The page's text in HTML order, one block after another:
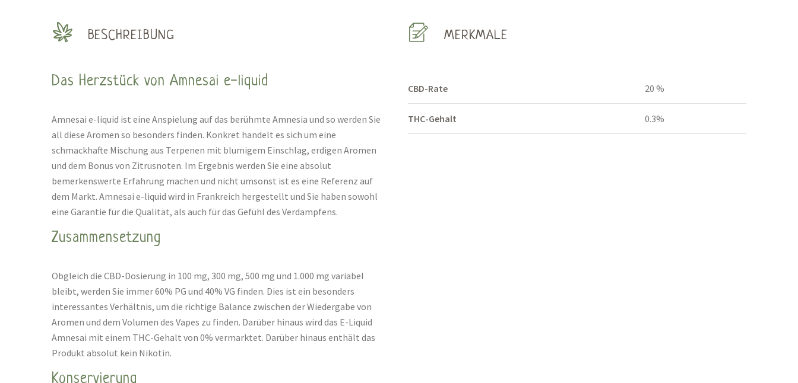
MERKMALE
CBD-Rate 20 %
THC-Gehalt 0.3%
BESCHREIBUNG
Das Herzstück von Amnesai e-liquid
Amnesai e-liquid ist eine Anspielung auf das berühmte Amnesia und so werden Sie
all diese Aromen so besonders finden. Konkret handelt es sich um eine
schmackhafte Mischung aus Terpenen mit blumigem Einschlag, erdigen Aromen
und dem Bonus von Zitrusnoten. Im Ergebnis werden Sie eine absolut
bemerkenswerte Erfahrung machen und nicht umsonst ist es eine Referenz auf
dem Markt. Amnesai e-liquid wird in Frankreich hergestellt und Sie haben sowohl
eine Garantie für die Qualität, als auch für das Gefühl des Verdampfens.
Zusammensetzung
Obgleich die CBD-Dosierung in 100 mg, 300 mg, 500 mg und 1.000 mg variabel
bleibt, werden Sie immer 60% PG und 40% VG finden. Dies ist ein besonders
interessantes Verhältnis, um die richtige Balance zwischen der Wiedergabe von
Aromen und dem Volumen des Vapes zu finden. Darüber hinaus wird das E-Liquid
Amnesai mit einem THC-Gehalt von 0% vermarktet. Darüber hinaus enthält das
Produkt absolut kein Nikotin.
Konservierung